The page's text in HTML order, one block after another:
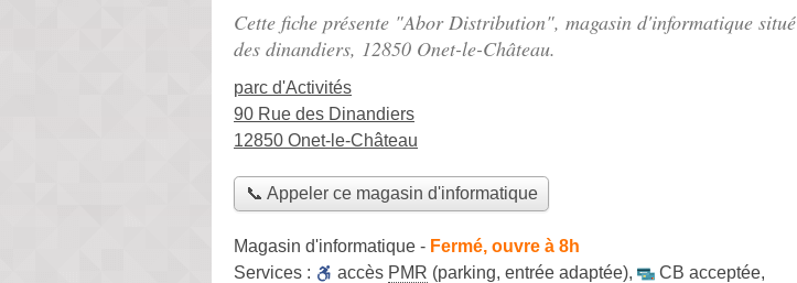
Cette fiche présente "Abor Distribution", magasin d'informatique situé
des dinandiers, 12850 Onet-le-Château.
parc d'Activités
90 Rue des Dinandiers
12850 Onet-le-Château
📞 Appeler ce magasin d'informatique
Magasin d'informatique - Fermé, ouvre à 8h
Services :
accès PMR (parking, entrée adaptée), CB acceptée,